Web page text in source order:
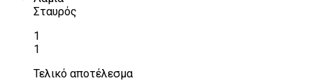
Σταυρός
1
1
Τελικό αποτέλεσμα